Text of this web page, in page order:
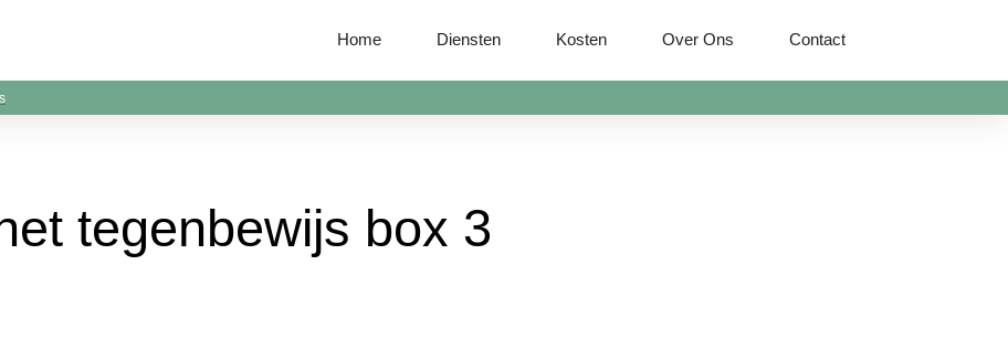
Home Diensten Kosten Over Ons Contact
tegenbewijs box 3